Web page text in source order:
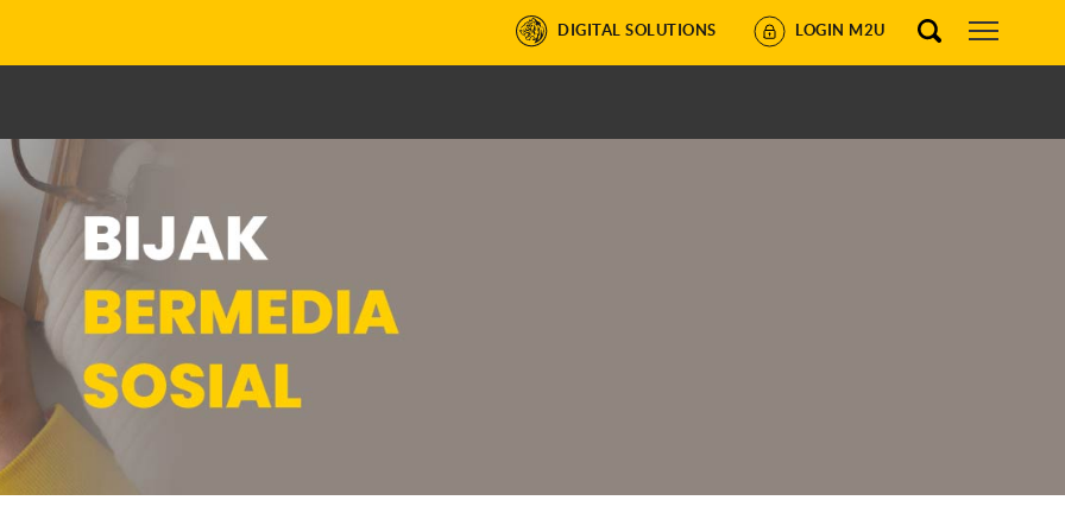
DIGITAL SOLUTIONS LOGIN M2U